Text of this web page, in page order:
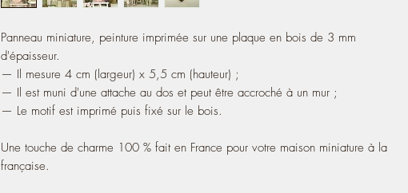
Panneau miniature, peinture imprimée sur une plaque en bois de 3 mm
d'épaisseur.
— Il mesure 4 cm (largeur) x 5,5 cm (hauteur) ;
— Il est muni d'une attache au dos et peut être accroché à un mur ;
— Le motif est imprimé puis fixé sur le bois.
Une touche de charme 100 % fait en France pour votre maison miniature à la
française.